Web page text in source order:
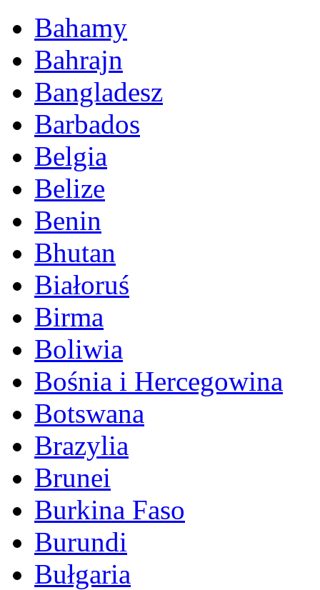
Bahamy
Bahrajn
Bangladesz
Barbados
Belgia
Belize
Benin
Bhutan
Białoruś
Birma
Boliwia
Bośnia i Hercegowina
Botswana
Brazylia
Brunei
Burkina Faso
Burundi
Bułgaria